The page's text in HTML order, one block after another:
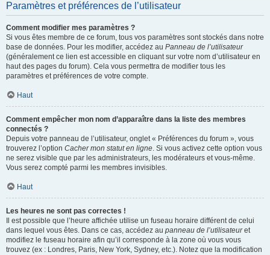
Paramètres et préférences de l’utilisateur
Comment modifier mes paramètres ?
Si vous êtes membre de ce forum, tous vos paramètres sont stockés dans notre
base de données. Pour les modifier, accédez au Panneau de l’utilisateur
(généralement ce lien est accessible en cliquant sur votre nom d’utilisateur en
haut des pages du forum). Cela vous permettra de modifier tous les
paramètres et préférences de votre compte.
Haut
Comment empêcher mon nom d’apparaître dans la liste des membres
connectés ?
Depuis votre panneau de l’utilisateur, onglet « Préférences du forum », vous
trouverez l’option Cacher mon statut en ligne. Si vous activez cette option vous
ne serez visible que par les administrateurs, les modérateurs et vous-même.
Vous serez compté parmi les membres invisibles.
Haut
Les heures ne sont pas correctes !
Il est possible que l’heure affichée utilise un fuseau horaire différent de celui
dans lequel vous êtes. Dans ce cas, accédez au panneau de l’utilisateuret
modifiez le fuseau horaire afin qu’il corresponde à la zone où vous vous
trouvez (ex : Londres, Paris, New York, Sydney, etc.). Notez que la modification